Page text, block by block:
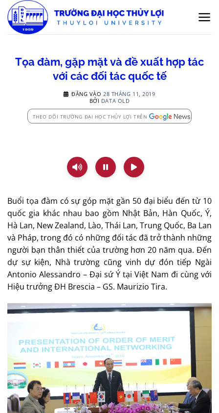
qua
nội
Tọa đàm, gặp mặt và đề xuất hợp tác
với các đối tác quốc tế
ĐĂNG VÀO 28 THÁNG 11, 2019
BỞI DATA OLD
THEO DÕI TRƯỜNG ĐẠI HỌC THỦY LỢI TRÊN
Buổi tọa đàm có sự góp mặt gần 50 đại biểu đến từ 10
quốc gia khác nhau bao gồm Nhật Bản, Hàn Quốc, Ý,
Hà Lan, New Zealand, Lào, Thái Lan, Trung Quốc, Ba Lan
và Pháp, trong đó có những đối tác đã trở thành những
người bạn thân thiết của trường hơn 20 năm qua. Đến
dự sự kiện, Nhà trường cũng vinh dự đón tiếp Ngài
Antonio Alessandro – Đại sứ Ý tại Việt Nam đi cùng với
Hiệu trưởng ĐH Brescia – GS. Maurizio Tira.